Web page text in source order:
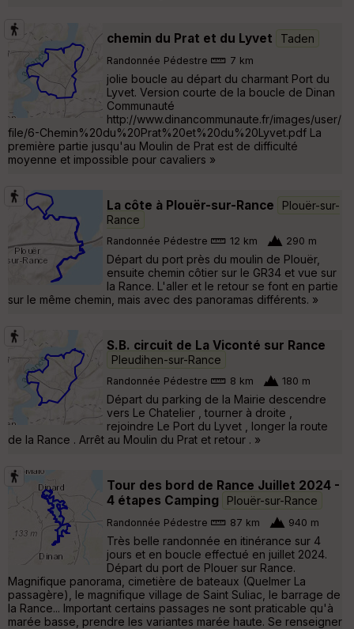
chemin du Prat et du Lyvet Taden
Randonnée Pédestre 7 km
jolie boucle au départ du charmant Port du
Lyvet. Version courte de la boucle de Dinan
Communauté
http://www.dinancommunaute.fr/images/user/
file/6-Chemin%20du%20Prat%20et%20du%20Lyvet.pdf La
première partie jusqu'au Moulin de Prat est de difficulté
moyenne et impossible pour cavaliers »
La côte à Plouër-sur-Rance
Plouër-sur-
Rance
Randonnée Pédestre 12 km 290 m
Départ du port près du moulin de Plouër,
ensuite chemin côtier sur le GR34 et vue sur
la Rance. L'aller et le retour se font en partie
sur le même chemin, mais avec des panoramas différents. »
S.B. circuit de La Viconté sur Rance
Pleudihen-sur-Rance
Randonnée Pédestre 8 km 180 m
Départ du parking de la Mairie descendre
vers Le Chatelier , tourner à droite ,
rejoindre Le Port du Lyvet , longer la route
de la Rance . Arrêt au Moulin du Prat et retour . »
Tour des bord de Rance Juillet 2024 -
4 étapes Camping
Plouër-sur-Rance
Randonnée Pédestre 87 km 940 m
Très belle randonnée en itinérance sur 4
jours et en boucle effectué en juillet 2024.
Départ du port de Plouer sur Rance.
Magnifique panorama, cimetière de bateaux (Quelmer La
passagère), le magnifique village de Saint Suliac, le barrage de
la Rance... Important certains passages ne sont praticable qu'à
marée basse, prendre les variantes marée haute. Se renseigner